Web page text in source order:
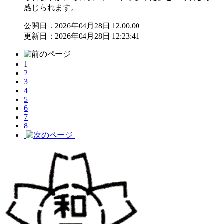
感じられます。
公開日：2026年04月28日 12:00:00
更新日：2026年04月28日 12:23:41
1
2
3
4
5
6
7
8